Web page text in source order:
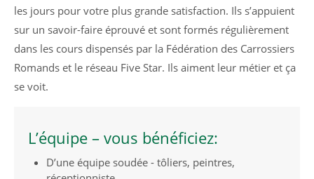
24h / 365days
Get in touch
les jours pour votre plus grande satisfaction. Ils s’appuient
sur un savoir-faire éprouvé et sont formés régulièrement
dans les cours dispensés par la Fédération des Carrossiers
Romands et le réseau Five Star. Ils aiment leur métier et ça
se voit.
L’équipe – vous bénéficiez:
D’une équipe soudée - tôliers, peintres,